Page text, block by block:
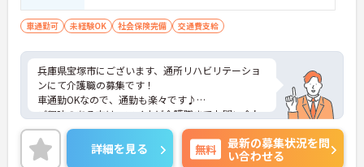
車通勤可 未経験OK 社会保険完備 交通費支給
兵庫県宝塚市にございます、通所リハビリテーショ
ンにて介護職の募集です！
車通勤OKなので、通勤も楽々です♪
ご興味のある方は、マイナビ介護職までお問い合わ
せください。
詳細を見る 無料
最新の募集状況を問
い合わせる